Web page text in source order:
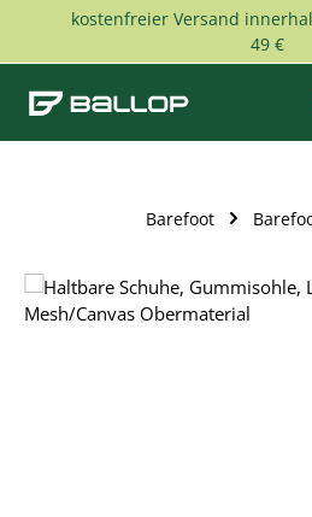
Zum Hauptinhalt springen
kostenfreier Versand
49 €
Barefoot
Bildergalerie überspringen